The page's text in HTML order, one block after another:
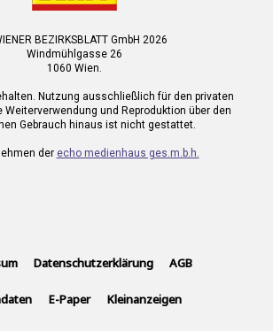
BEZIRKSBLATT GmbH 2026
Windmühlgasse 26
1060 Wien.
Nutzung ausschließlich für den privaten
Weiterverwendung und Reproduktion über den
Gebrauch hinaus ist nicht gestattet.
der echo medienhaus ges.m.b.h.
Datenschutzerklärung AGB
E-Paper Kleinanzeigen